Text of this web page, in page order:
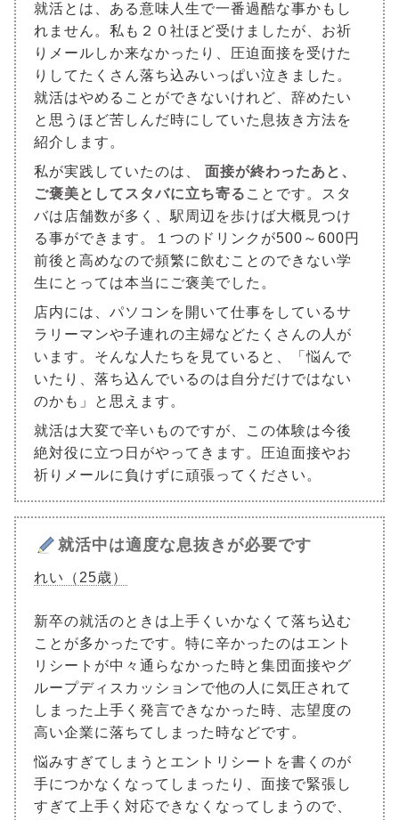
就活とは、ある意味人生で一番過酷な事かもし
れません。私も２０社ほど受けましたが、お祈
りメールしか来なかったり、圧迫面接を受けた
りしてたくさん落ち込みいっぱい泣きました。
就活はやめることができないけれど、辞めたい
と思うほど苦しんだ時にしていた息抜き方法を
紹介します。
私が実践していたのは、
面接が終わったあと、
ご褒美としてスタバに立ち寄る ことです。スタ
バは店舗数が多く、駅周辺を歩けば大概見つけ
る事ができます。１つのドリンクが500～600円
前後と高めなので頻繁に飲むことのできない学
生にとっては本当にご褒美でした。
店内には、パソコンを開いて仕事をしているサ
ラリーマンや子連れの主婦などたくさんの人が
います。そんな人たちを見ていると、「悩んで
いたり、落ち込んでいるのは自分だけではない
のかも」と思えます。
就活は大変で辛いものですが、この体験は今後
絶対役に立つ日がやってきます。圧迫面接やお
祈りメールに負けずに頑張ってください。
就活中は適度な息抜きが必要です
れい（25歳）
新卒の就活のときは上手くいかなくて落ち込む
ことが多かったです。特に辛かったのはエント
リシートが中々通らなかった時と集団面接やグ
ループディスカッションで他の人に気圧されて
しまった上手く発言できなかった時、志望度の
高い企業に落ちてしまった時などです。
悩みすぎてしまうとエントリシートを書くのが
手につかなくなってしまったり、面接で緊張し
すぎて上手く対応できなくなってしまうので、